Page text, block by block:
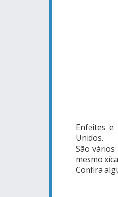
Enfeites e
Unidos.
São
mesmo
Confira